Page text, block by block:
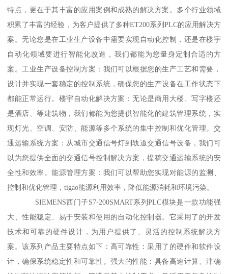
特点，更在于其丰富的应用案例和成熟的解决方案。多个行业领域
积累了丰富的经验，为客户提供了多种ET200系列PLC的应用解决方
案。无论您是在工业生产设备中需要实现自动化控制，还是在楼宇
自动化领域要进行智能化改造，我们都能为您量身定制合适的方
案。工业生产设备控制方案：我们可以根据您的生产工艺和需要，
设计并实现一套稳定的控制系统，确保您的生产设备在工作状态下
都能正常运行。楼宇自动化解决方案：无论是商用大楼、写字楼还
是酒店、等建筑物，我们都能为您提供智能化的建筑管理系统，实
现灯光、空调、安防、能源等多个系统的集中控制和优化管理。交
通运输系统方案：从城市交通信号灯到轨道交通信号设备，我们可
以为您提供全面的交通信号控制解决方案，提稿交通运输系统的安
全性和效率。能源管理方案：我们可以帮助您实现对能源的监测、
控制和优化管理，tigao能源利用效率，降低能源消耗和环境污染。
SIEMENS西门子S7-200SMART系列PLC模块是一款功能强
大、性能稳定、易于安装和使用的自动化控制器。它采用了的开发
技术和可靠的硬件设计，为用户提供了、灵活的控制系统解决方
案。该系列产品主要特点如下：高可靠性：采用了的硬件和软件设
计，确保系统稳定性和可靠性。强大的性能：具备高速计算、津确